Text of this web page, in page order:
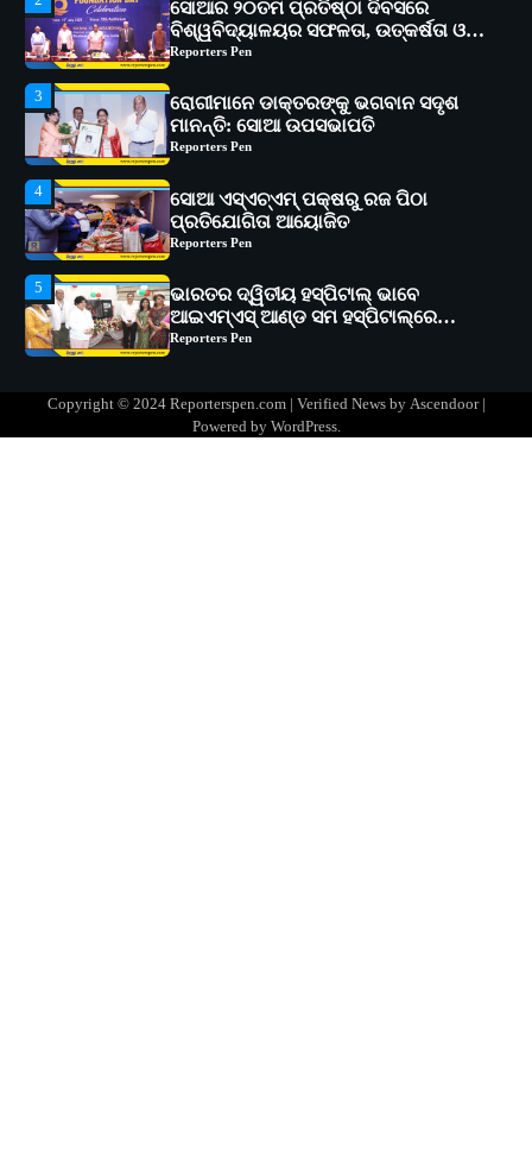
3
ରୋଗୀମାନେ ଡାକ୍ତରଙ୍କୁ ଭଗବାନ ସଦୃଶ
ମାନନ୍ତି: ସୋଆ ଉପସଭାପତି
Reporters Pen
4
ସୋଆ ଏସ୍‌ଏଚ୍‌ଏମ୍ ପକ୍ଷରୁ ରଜ ପିଠା
ପ୍ରତିଯୋଗିତା ଆୟୋଜିତ
Reporters Pen
5
ଭାରତର ଦ୍ୱିତୀୟ ହସ୍ପିଟାଲ୍ ଭାବେ
ଆଇଏମ୍‌ଏସ୍ ଆଣ୍ଡ ସମ ହସ୍ପିଟାଲ୍‌ରେ
ଅତ୍ୟାଧୁନିକ ଡିଜିସ୍କାନର ସ୍ଥାପନ
Reporters Pen
1
ସୋଆ ପକ୍ଷରୁ ରାୱେ କାର୍ଯ୍ୟକ୍ରମ ଅଧୀନରେ
୧୧ଟି ଗ୍ରାମରେ ୧୬ଟି କୃଷକ ପ୍ରଶିକ୍ଷଣ
କାର୍ଯ୍ୟକ୍ରମ ଆୟୋଜିତ
Reporters Pen
ସୋଆର ୨୦ତମ ପ୍ରତିଷ୍ଠା ଦିବସରେ
ବିଶ୍ୱବିଦ୍ୟାଳୟର ସଫଳତା, ଉତ୍କର୍ଷତା ଓ
ଅଗ୍ରଗତିର ସ୍ମୃତିଚାରଣ
Reporters Pen
Copyright © 2024 Reporterspen.com | Verified News by Ascendoor|
Powered by WordPress.